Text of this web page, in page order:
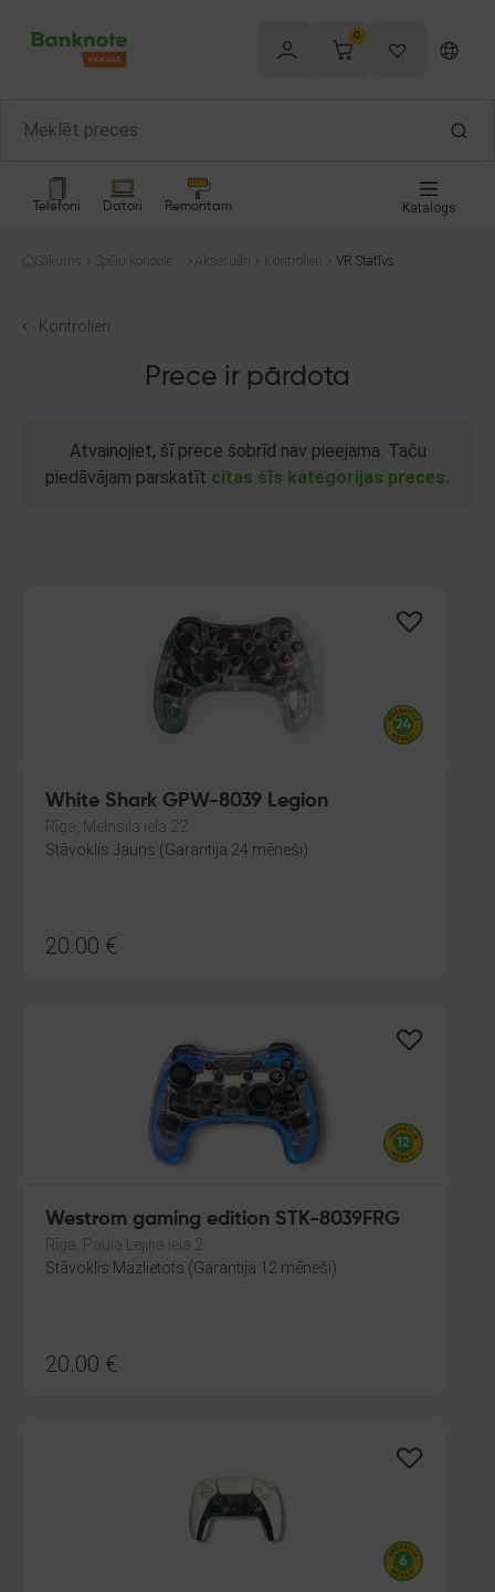
0
Telefoni Datori Remontam Katalogs
Sākums
Spēļu konsoles
Aksesuāri Kontrolieri VR Statīvs
Kontrolieri
Prece ir pārdota
Atvainojiet, šī prece šobrīd nav pieejama. Taču
piedāvājam parskatīt citas šīs kategorijas preces.
White Shark GPW-8039 Legion
Rīga, Melnsila iela 22
Stāvoklis Jauns (Garantija 24 mēneši)
20.00 €
Westrom gaming edition STK-8039FRG
Rīga, Paula Lejiņa iela 2
Stāvoklis Mazlietots (Garantija 12 mēneši)
20.00 €